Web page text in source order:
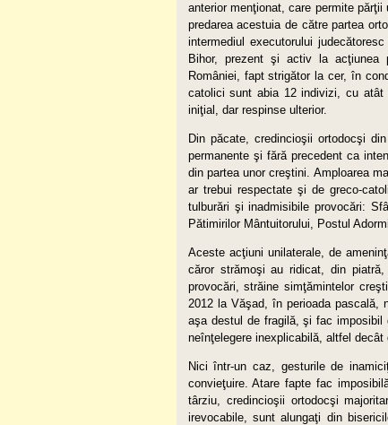
anterior menţionat, care permite
predarea acestuia de către partea
intermediul executorului
Bihor, prezent şi activ la acţiunea
României, fapt strigător la cer, în
catolici sunt abia 12 indivizi, cu atât
iniţial, dar respinse ulterior.
Din păcate, credincioşii ortodocşi
permanente şi fără precedent ca
din partea unor creştini. Amploarea
ar trebui respectate şi de greco-
tulburări şi inadmisibile provocări:
Pătimirilor Mântuitorului, Postul
Aceste acţiuni unilaterale, de
căror strămoşi au ridicat, din
provocări, străine simţămintelor
2012 la Văşad, în perioada pascală,
aşa destul de fragilă, şi fac
neînţelegere inexplicabilă, altfel
Nici într-un caz, gesturile de
convieţuire. Atare fapte fac
târziu, credincioşii ortodocşi
irevocabile, sunt alungaţi din